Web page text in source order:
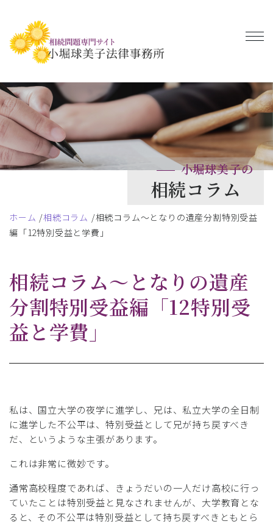
小堀球美子の
相続コラム
ホーム 相続コラム
相続コラム～となりの遺産分割特別受益
編「12特別受益と学費」
相続コラム～となりの遺産
分割特別受益編「12特別受
益と学費」
私は、国立大学の夜学に進学し、兄は、私立大学の全日制
に進学した不公平は、特別受益として兄が持ち戻すべき
だ、というような主張があります。
これは非常に微妙です。
通常高校程度であれば、きょうだいの一人だけ高校に行っ
ていたことは特別受益と見なされませんが、大学教育とな
ると、その不公平は特別受益として持ち戻すべきともとら